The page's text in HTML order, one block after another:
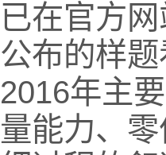
已在官方
公布的样
2016年主
量能力、